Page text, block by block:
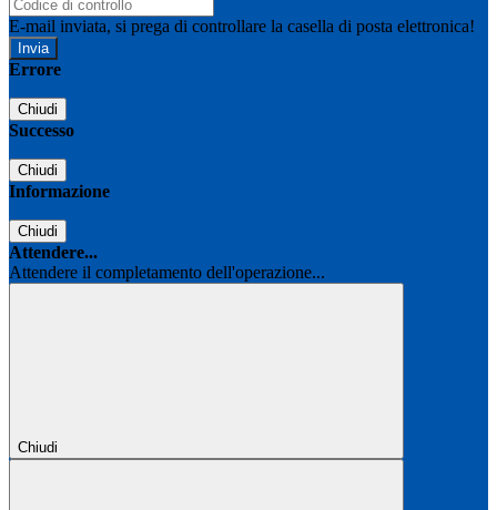
E-mail inviata, si prega di controllare la casella di posta elettronica!
Errore
Chiudi
Successo
Chiudi
Informazione
Chiudi
Attendere...
Attendere il completamento dell'operazione...
Chiudi